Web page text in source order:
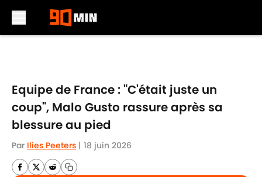
Equipe de France : "C'était juste un
coup", Malo Gusto rassure après sa
blessure au pied
Par Ilies Peeters | 18 juin 2026